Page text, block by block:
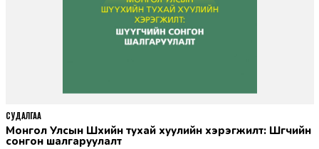
Монгол Улсын Шүүхийн тухай хуулийн хэрэгжилт: Шүүгчийн
сонгон шалгаруулалт
СУДАЛГАА